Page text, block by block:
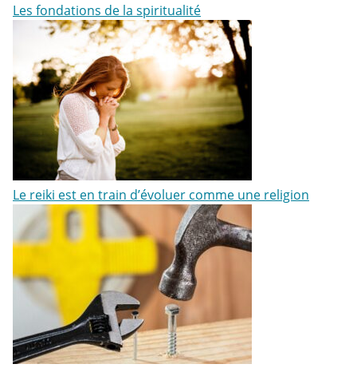
Les fondations de la spiritualité
Le reiki est en train d’évoluer comme une religion